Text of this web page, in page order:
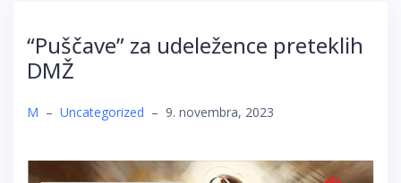
“Puščave” za udeležence preteklih
DMŽ
M – Uncategorized – 9. novembra, 2023